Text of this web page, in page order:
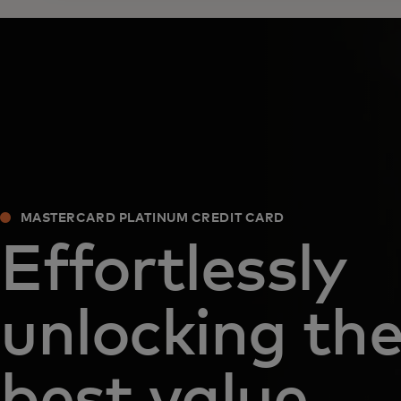
MASTERCARD PLATINUM CREDIT CARD
Effortlessly
unlocking